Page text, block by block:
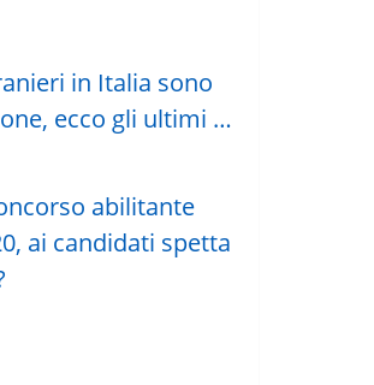
in Italia sono
ecco gli ultimi …